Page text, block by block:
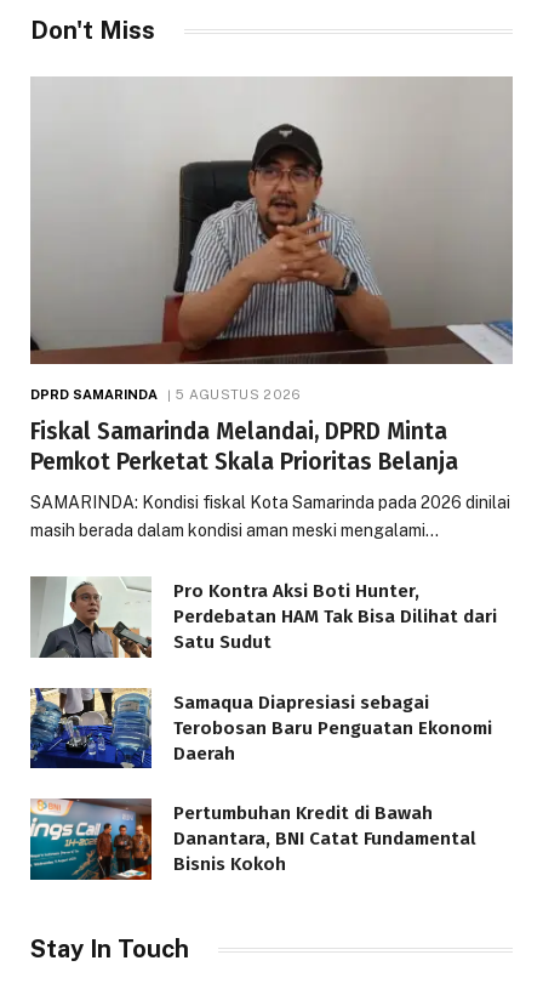
Don't Miss
DPRD SAMARINDA 5 AGUSTUS 2026
Fiskal Samarinda Melandai, DPRD Minta
Pemkot Perketat Skala Prioritas Belanja
SAMARINDA: Kondisi fiskal Kota Samarinda pada 2026 dinilai
masih berada dalam kondisi aman meski mengalami…
Pro Kontra Aksi Boti Hunter,
Perdebatan HAM Tak Bisa Dilihat dari
Satu Sudut
Samaqua Diapresiasi sebagai
Terobosan Baru Penguatan Ekonomi
Daerah
Pertumbuhan Kredit di Bawah
Danantara, BNI Catat Fundamental
Bisnis Kokoh
Stay In Touch